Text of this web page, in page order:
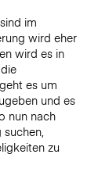
im
wird eher
wird es in
es um
und es
nun nach
zu